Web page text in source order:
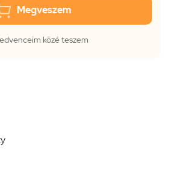
Megveszem
közé teszem
God
To Eternity
Night
Horses